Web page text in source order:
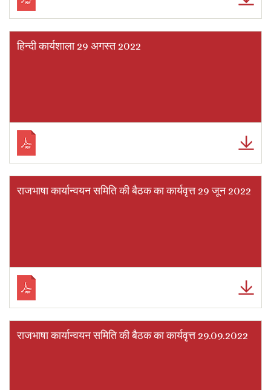
हिन्दी कार्यशाला 29 अगस्त 2022
राजभाषा कार्यान्वयन समिति की बैठक का कार्यवृत्त 29 जून 2022
राजभाषा कार्यान्वयन समिति की बैठक का कार्यवृत्त 29.09.2022